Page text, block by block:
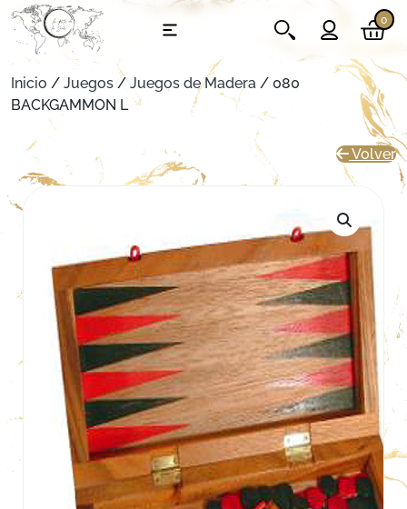
0
Inicio / Juegos /Juegos de Madera / 080
BACKGAMMON L
Volver